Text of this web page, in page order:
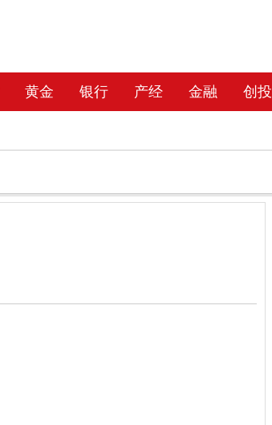
黄金 银行 产经 金融 创投